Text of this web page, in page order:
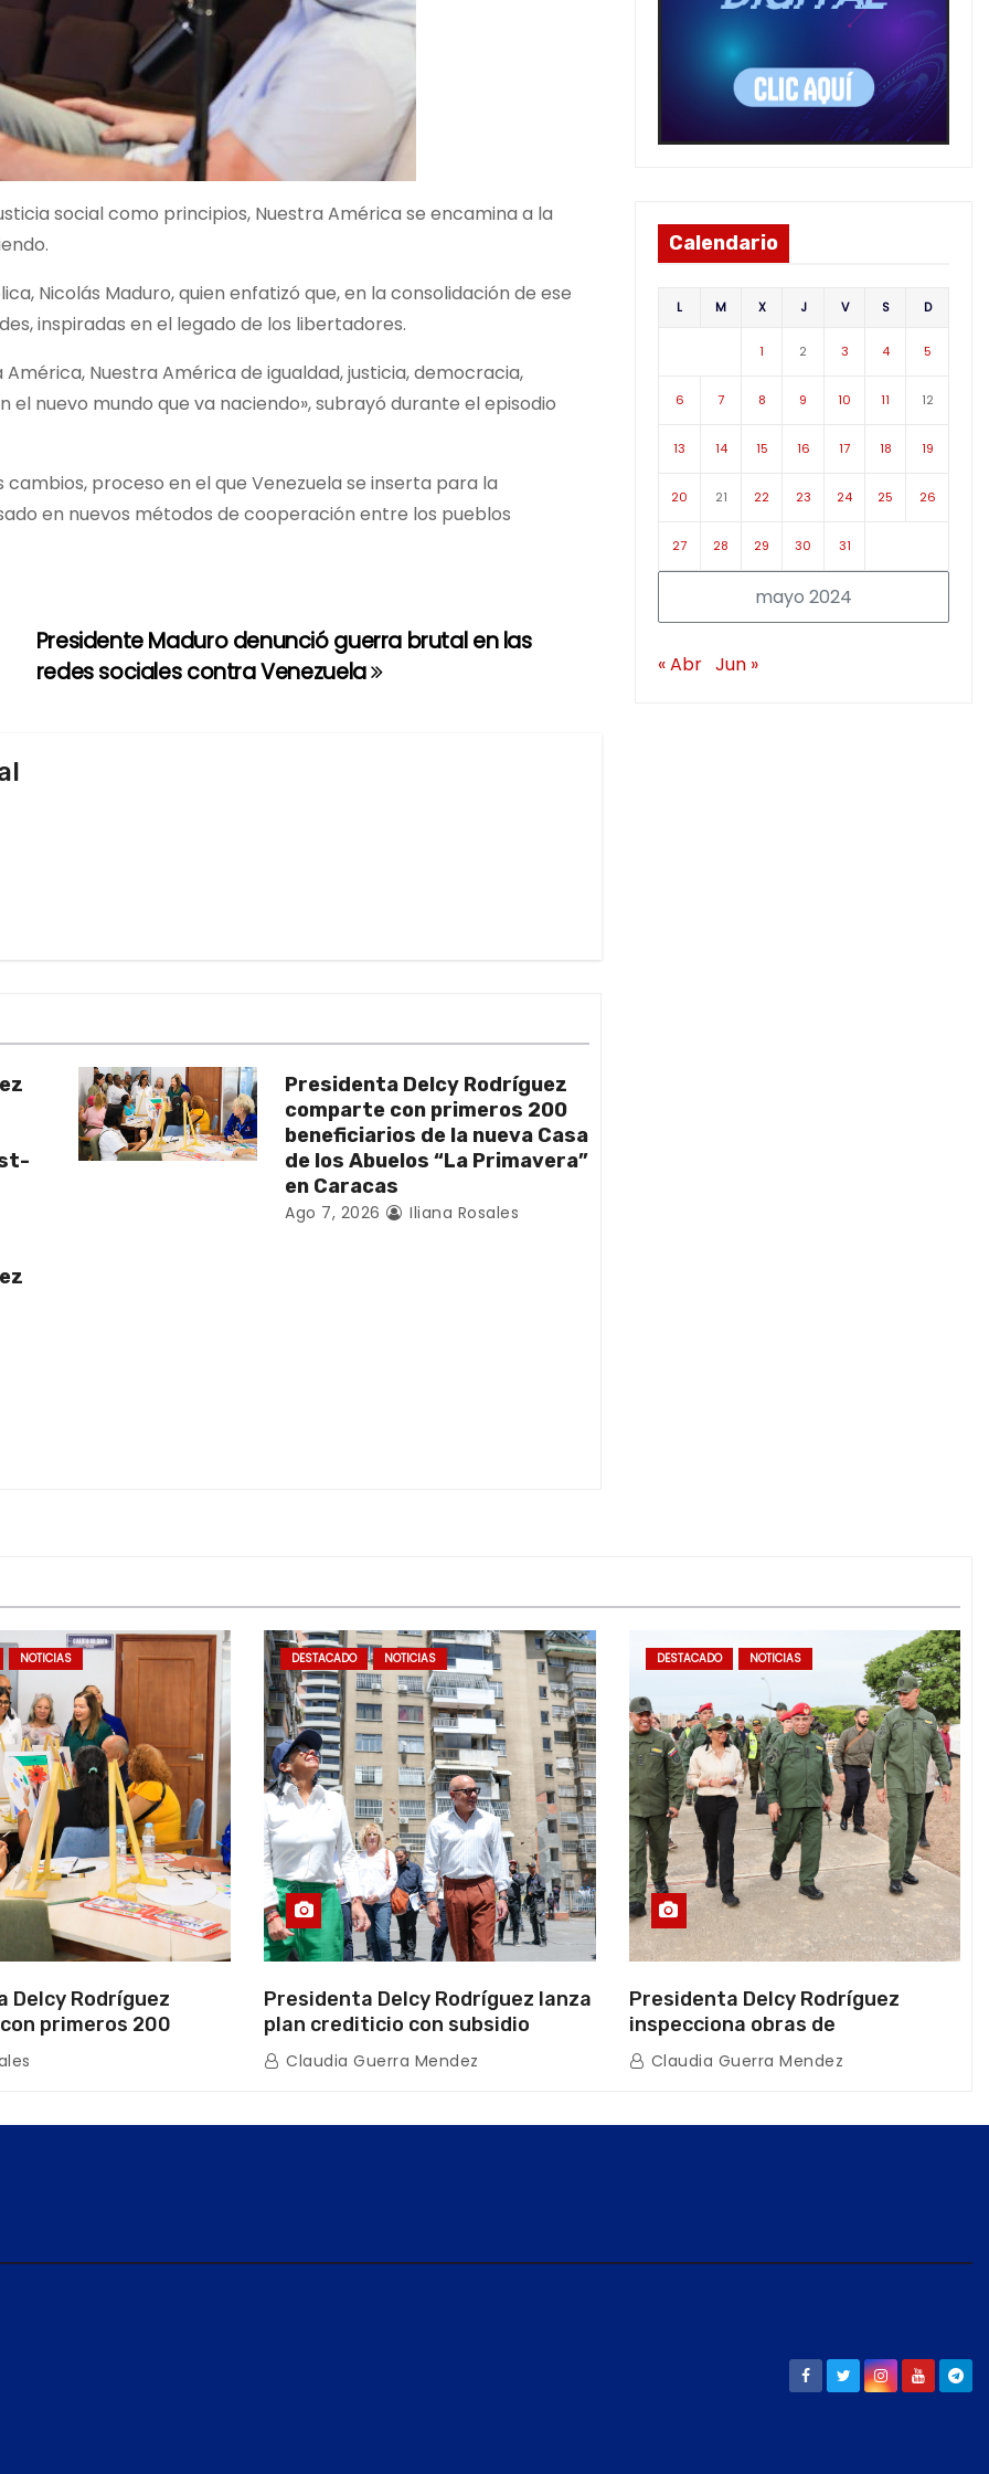
social como principios, Nuestra América se encamina a la
Nicolás Maduro, quien enfatizó que, en la consolidación de ese
inspiradas en el legado de los libertadores.
Nuestra América de igualdad, justicia, democracia,
nuevo mundo que va naciendo», subrayó durante el episodio
proceso en el que Venezuela se inserta para la
en nuevos métodos de cooperación entre los pueblos
Presidente Maduro denunció guerra brutal en las
redes sociales contra Venezuela
Presidenta Delcy Rodríguez
comparte con primeros 200
beneficiarios de la nueva Casa
de los Abuelos “La Primavera”
en Caracas
Ago 7, 2026 Iliana Rosales
Calendario
mayo 2024
L M X J V S D
1 2 3 4 5
6 7 8 9 10 11 12
13 14 15 16 17 18 19
20 21 22 23 24 25 26
27 28 29 30 31
« Abr Jun »
NOTICIAS
Delcy Rodríguez
primeros 200
de la nueva Casa de
“La Primavera” en
DESTACADO NOTICIAS
Presidenta Delcy Rodríguez lanza
plan crediticio con subsidio
directo en encuentro con Juntas
de Condominio
Claudia Guerra Mendez
DESTACADO NOTICIAS
Presidenta Delcy Rodríguez
inspecciona obras de
restauración en Escuela Naval
tras afectaciones sísmicas en La
Claudia Guerra Mendez